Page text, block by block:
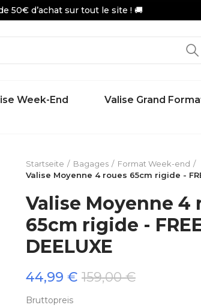
50€ d’achat sur tout le site ! 🚚
Week-End Valise Grand
Startseite Bagages
Format Week-end
Valise Moyenne 4 roues 65cm rigide -
Valise Moyenne 4
65cm rigide -
DEELUXE
44,99 € 159,00 €
Bruttopreis